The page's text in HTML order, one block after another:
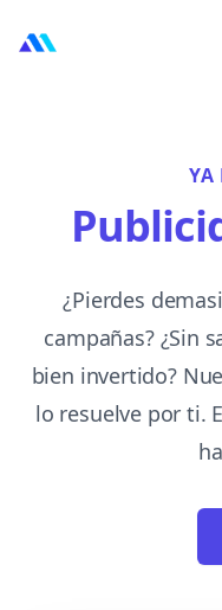
MarktMentor
YA
¿Pierdes
campañas? ¿Sin
bien invertido?
lo resuelve por ti.